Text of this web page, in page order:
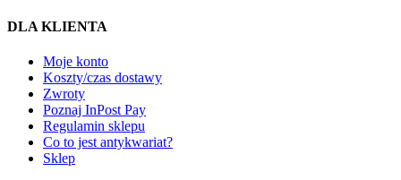
DLA KLIENTA
Moje konto
Koszty/czas dostawy
Zwroty
Poznaj InPost Pay
Regulamin sklepu
Co to jest antykwariat?
Sklep